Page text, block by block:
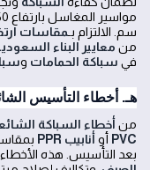
سم. الالتزام بـ مقاسات
من معايير البناء
في سباكة الحمامات و
هـ. أخطاء التأسيس
من أخطاء السباكة
PVC أو أنابيب PPR
بعد التأسيس. هذه